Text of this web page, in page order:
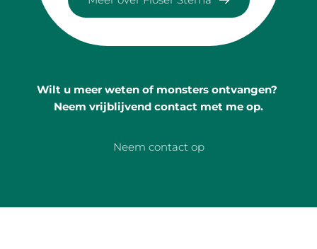
Neem vrijblijvend contact met me op.
Neem contact op